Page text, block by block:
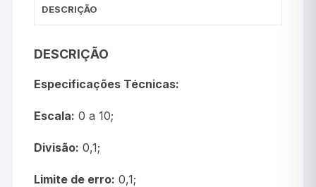
DESCRIÇÃO
DESCRIÇÃO
Especificações Técnicas:
Escala: 0 a 10;
Divisão: 0,1;
Limite de erro: 0,1;